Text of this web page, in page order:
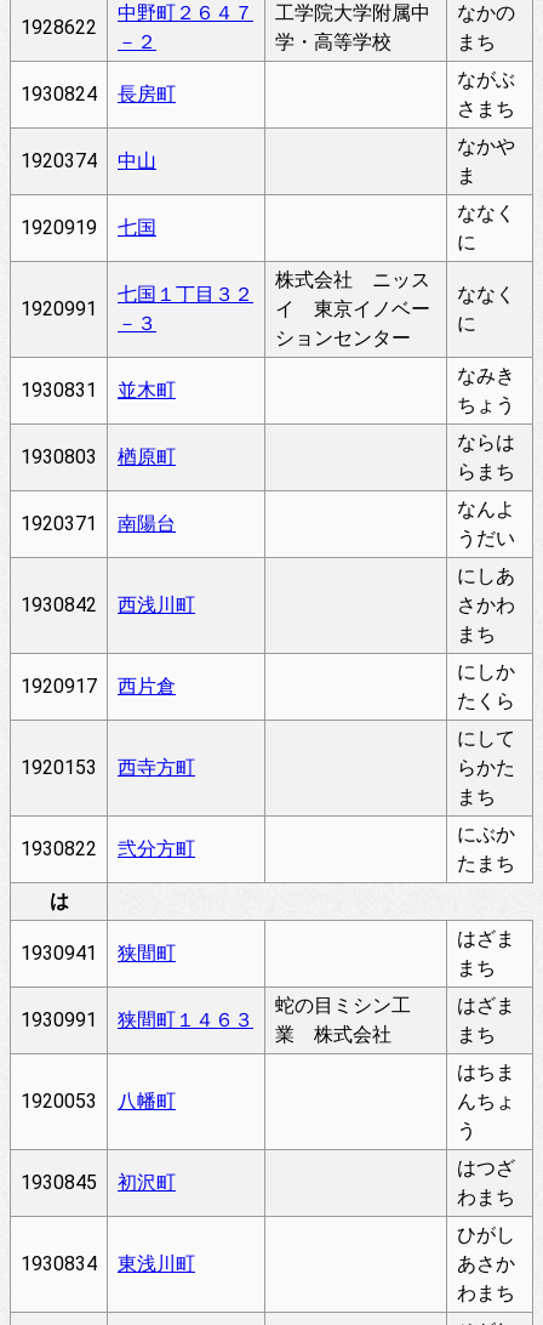
1928622
中野町２６４７
－２
工学院大学附属中
学・高等学校
なかの
まち
1930824 長房町
ながぶ
さまち
1920374 中山
なかや
ま
1920919 七国
ななく
に
1920991
七国１丁目３２
－３
株式会社 ニッス
イ 東京イノベー
ションセンター
ななく
に
1930831 並木町
なみき
ちょう
1930803 楢原町
ならは
らまち
1920371 南陽台
なんよ
うだい
1930842 西浅川町
にしあ
さかわ
まち
1920917 西片倉
にしか
たくら
1920153 西寺方町
にして
らかた
まち
1930822 弐分方町
にぶか
たまち
は
1930941 狭間町
はざま
まち
1930991 狭間町１４６３
蛇の目ミシン工
業 株式会社
はざま
まち
1920053 八幡町
はちま
んちょ
う
1930845 初沢町
はつざ
わまち
1930834 東浅川町
ひがし
あさか
わまち